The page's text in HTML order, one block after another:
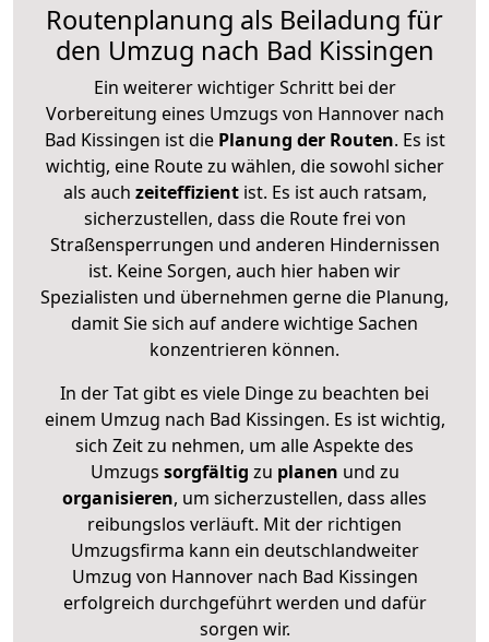
Routenplanung als Beiladung für
den Umzug nach Bad Kissingen
Ein weiterer wichtiger Schritt bei der
Vorbereitung eines Umzugs von Hannover nach
Bad Kissingen ist diePlanung der Routen. Es ist
wichtig, eine Route zu wählen, die sowohl sicher
als auch zeiteffizientist. Es ist auch ratsam,
sicherzustellen, dass die Route frei von
Straßensperrungen und anderen Hindernissen
ist. Keine Sorgen, auch hier haben wir
Spezialisten und übernehmen gerne die Planung,
damit Sie sich auf andere wichtige Sachen
konzentrieren können.
In der Tat gibt es viele Dinge zu beachten bei
einem Umzug nach Bad Kissingen. Es ist wichtig,
sich Zeit zu nehmen, um alle Aspekte des
Umzugs sorgfältig zu planen und zu
organisieren, um sicherzustellen, dass alles
reibungslos verläuft. Mit der richtigen
Umzugsfirma kann ein deutschlandweiter
Umzug von Hannover nach Bad Kissingen
erfolgreich durchgeführt werden und dafür
sorgen wir.